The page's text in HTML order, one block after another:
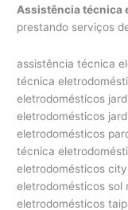
Assistência técnica
prestando serviços
assistência técnica eletrodomésticos vila aurora, assistência técnica eletrodomésticos jardim ipanema, assistência técnica eletrodomésticos jardim pan americano, assistência técnica eletrodomésticos jardim bandeirantes, assistência técnica eletrodomésticos parque das nações unidas, assistência técnica eletrodomésticos jardim rincão, assistência técnica eletrodomésticos city jaraguá, assistência técnica eletrodomésticos sol nascente, assistência técnica eletrodomésticos taipas, assistência técnica eletrodomésticos parque de taipas, assistência técnica eletrodomésticos canto galo, assistência técnica eletrodomésticos vila zatt, assistência técnica eletrodomésticos morro doce, assistência técnica eletrodomésticos jardim regina, assistência técnica eletrodomésticos vila mirante, assistência técnica eletrodomésticos mutinga, assistência técnica eletrodomésticos vila mutinga, assistência técnica eletrodomésticos em são paulo, assistência técnica eletrodomésticos sp, assistência técnica eletrodomésticos são paulo, assistência técnica eletrodomésticos perto de são paulo, assistência técnica eletrodomésticos brasil, assistência técnica eletrodomésticos zona norte, assistência técnica eletrodomésticos zona sul, assistência técnica eletrodomésticos zona leste, assistência técnica eletrodomésticos zona oeste, assistência técnica eletrodomésticos pirituba, assistência técnica eletrodomésticos piqueri, assistência técnica eletrodomésticos freguesia do ó, assistência técnica eletrodomésticos parque são domingos, assistência técnica eletrodomésticos jaguaré, assistência técnica eletrodomésticos parque Samsung, assistência técnica eletrodomésticos jaguara, assistência técnica eletrodomésticos jaraguá, assistência técnica eletrodomésticos parada de taipas, assistência técnica eletrodomésticos osasco, assistência técnica eletrodomésticos barueri, assistência técnica eletrodomésticos alphaville, assistência técnica eletrodomésticos tamboré, assistência técnica eletrodomésticos cotia, assistência técnica eletrodomésticos granja viana, assistência técnica eletrodomésticos carapicuíba, assistência técnica eletrodomésticos santana, assistência técnica eletrodomésticos casa verde, assistência técnica eletrodomésticos tremembé, assistência técnica eletrodomésticos imirim, assistência técnica eletrodomésticos jardim são bento, assistência técnica eletrodomésticos jardim são paulo, assistência técnica eletrodomésticos vila maria, assistência técnica eletrodomésticos lapa, assistência técnica eletrodomésticos alto da lapa, assistência técnica eletrodomésticos pinheiros, assistência técnica eletrodomésticos alto de pinheiros, assistência técnica eletrodomésticos perdizes, assistência técnica eletrodomésticos pacembu, assistência técnica eletrodomésticos pompeia, assistência técnica eletrodomésticos vila leolpodina, assistência técnica eletrodomésticos vila romana, assistência técnica eletrodomésticos city lapa, assistência técnica eletrodomésticos ceasa, assistência técnica eletrodomésticos villa lobos, assistência técnica eletrodomésticos vila hamburguesa, assistência técnica eletrodomésticos jardins, assistência técnica eletrodomésticos jardim paulista, assistência técnica eletrodomésticos jardim paulistano, assistência técnica eletrodomésticos jardim europa, assistência técnica eletrodomésticos vila olímpia, assistência técnica eletrodomésticos vila nova conceição, assistência técnica eletrodomésticos